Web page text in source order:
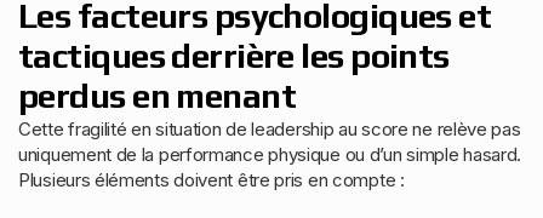
Les facteurs psychologiques et
tactiques derrière les points
perdus en menant
Cette fragilité en situation de leadership au score ne relève pas
uniquement de la performance physique ou d’un simple hasard.
Plusieurs éléments doivent être pris en compte :